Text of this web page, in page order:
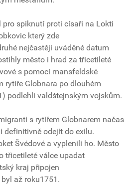
pro spiknutí proti císaři na Lokti
který zde
nejčastěji uváděné datum
město i hrad za třicetileté
s pomocí mansfeldské
rytíře Globnara po dlouhém
podlehli valdštejnským vojskům.
s rytířem Globnarem načas
definitivně odejít do exilu.
Švédové a vyplenili ho. Město
třicetileté válce upadat
kraj připojen
až roku1751.